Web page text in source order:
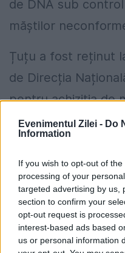
Evenimentul Zilei - Do
Information
If you wish to opt-out of
processing of your
targeted advertising by us,
section to confirm your
opt-out request is
interest-based ads based
us or personal information
de DNA sub
măștilor
Țuțu a fost reținut
de Direcția
pentru achiziția de
livrate MApN.
acestei achiziții ar
funcționari publici
private. Drept
anchetă penală a